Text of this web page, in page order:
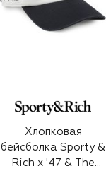
Хлопковая
бейсболка Sporty &
Rich x '47 & The